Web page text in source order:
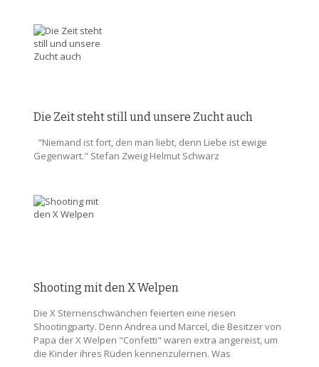
Die Zeit steht still und unsere Zucht auch
"Niemand ist fort, den man liebt, denn Liebe ist ewige
Gegenwart." Stefan Zweig Helmut Schwarz
Shooting mit den X Welpen
Die X Sternenschwänchen feierten eine riesen
Shootingparty. Denn Andrea und Marcel, die Besitzer von
Papa der X Welpen "Confetti" waren extra angereist, um
die Kinder ihres Rüden kennenzulernen. Was